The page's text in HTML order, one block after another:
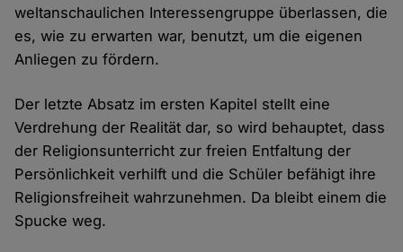
weltanschaulichen Interessengruppe überlassen, die
es, wie zu erwarten war, benutzt, um die eigenen
Anliegen zu fördern.
Der letzte Absatz im ersten Kapitel stellt eine
Verdrehung der Realität dar, so wird behauptet, dass
der Religionsunterricht zur freien Entfaltung der
Persönlichkeit verhilft und die Schüler befähigt ihre
Religionsfreiheit wahrzunehmen. Da bleibt einem die
Spucke weg.